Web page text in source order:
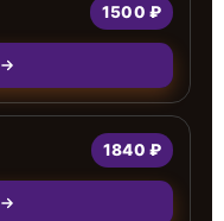
1500 ₽
1840 ₽